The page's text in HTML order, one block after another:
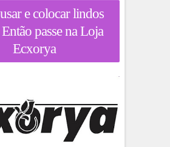
e colocar lindos
passe na Loja
Ecxorya